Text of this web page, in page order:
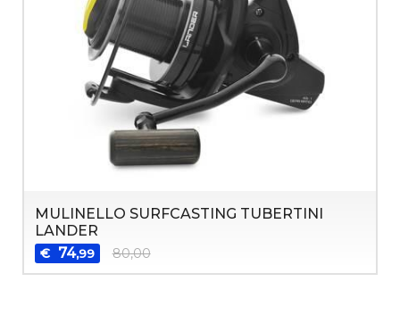
MULINELLO SURFCASTING TUBERTINI
LANDER
€ 74,99 80,00